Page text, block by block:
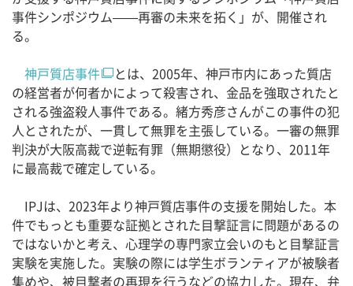
事件シンポジウム——再審の未来を拓く」が、開催され
る。
神戸質店事件
とは、2005年、神戸市内にあった質店
の経営者が何者かによって殺害され、金品を強取されたと
される強盗殺人事件である。緒方秀彦さんがこの事件の犯
人とされたが、一貫して無罪を主張している。一審の無罪
判決が大阪高裁で逆転有罪（無期懲役）となり、2011年
に最高裁で確定している。
IPJは、2023年より神戸質店事件の支援を開始した。本
件でもっとも重要な証拠とされた目撃証言に問題があるの
ではないかと考え、心理学の専門家立会いのもと目撃証言
実験を実施した。実験の際には学生ボランティアが被験者
集めや、被目撃者の再現を行うなどの協力した。現在、弁